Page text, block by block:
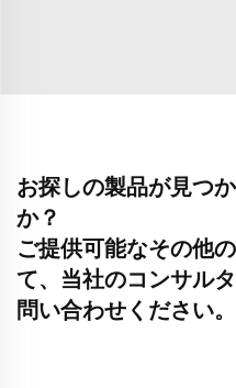
お探しの製品が見つ
か？
ご提供可能なその他
て、当社のコンサル
問い合わせください。